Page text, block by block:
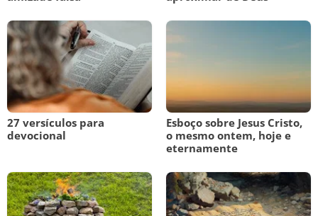
27 versículos para
devocional
Esboço sobre Jesus Cristo,
o mesmo ontem, hoje e
eternamente